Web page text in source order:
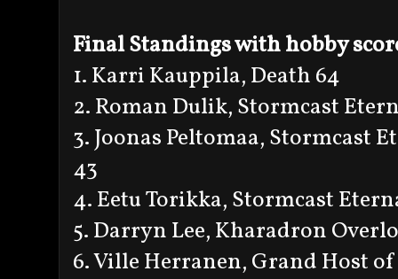
Final Standings with hobby
1. Karri Kauppila, Death 64
2. Roman Dulik, Stormcast
3. Joonas Peltomaa, Stormcast
43
4. Eetu Torikka, Stormcast
5. Darryn Lee, Kharadron
6. Ville Herranen, Grand Host